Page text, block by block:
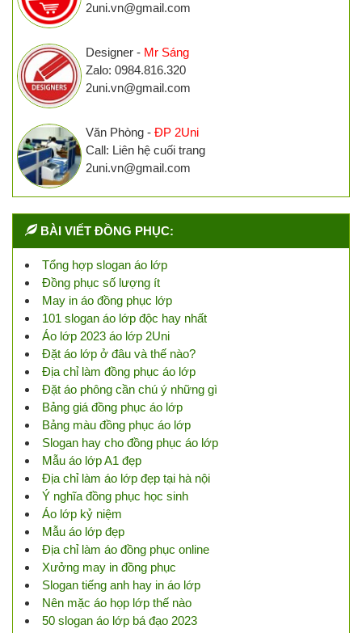
2uni.vn@gmail.com
Designer - Mr Sáng
Zalo: 0984.816.320
2uni.vn@gmail.com
Văn Phòng - ĐP 2Uni
Call: Liên hệ cuối trang
2uni.vn@gmail.com
BÀI VIẾT ĐỒNG PHỤC:
Tổng hợp slogan áo lớp
Đồng phục số lượng ít
May in áo đồng phục lớp
101 slogan áo lớp độc hay nhất
Áo lớp 2023 áo lớp 2Uni
Đặt áo lớp ở đâu và thế nào?
Địa chỉ làm đồng phục áo lớp
Đặt áo phông cần chú ý những gì
Bảng giá đồng phục áo lớp
Bảng màu đồng phục áo lớp
Slogan hay cho đồng phục áo lớp
Mẫu áo lớp A1 đẹp
Địa chỉ làm áo lớp đẹp tại hà nội
Ý nghĩa đồng phục học sinh
Áo lớp kỷ niệm
Mẫu áo lớp đẹp
Địa chỉ làm áo đồng phục online
Xưởng may in đồng phục
Slogan tiếng anh hay in áo lớp
Nên mặc áo họp lớp thế nào
50 slogan áo lớp bá đạo 2023